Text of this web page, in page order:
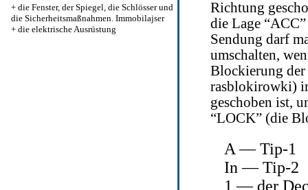
+ die Fenster, der Spiegel, die Schlösser und
die Sicherheitsmaßnahmen. Immobilajser
+ die elektrische Ausrüstung
Richtung
die Lage
Sendung darf
umschalten,
Blockierung der
rasblokirowki)
geschoben ist,
“LOCK” (die
A — Tip-1
In — Tip-2
1 — der